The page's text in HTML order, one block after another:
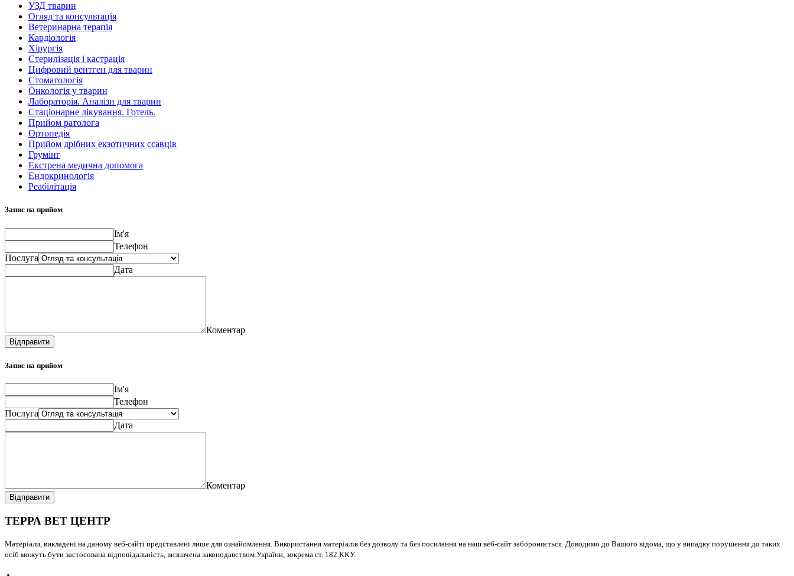
УЗД тварин
Огляд та консультація
Ветеринарна терапія
Кардіологія
Хірургія
Стерилізація і кастрація
Цифровий рентген для тварин
Стоматологія
Онкологія у тварин
Лабораторія. Аналізи для тварин
Стаціонарне лікування. Готель.
Прийом ратолога
Ортопедія
Прийом дрібних екзотичних ссавців
Грумінг
Екстрена медична допомога
Ендокринологія
Реабілітація
Запис на прийом
Ім'я
Телефон
Послуга
Дата
Коментар
Відправити
Запис на прийом
Ім'я
Телефон
Послуга
Дата
Коментар
Відправити
ТЕРРА ВЕТ ЦЕНТР
Матеріали, викладені на даному веб-сайті представлені лише для ознайомлення. Використання матеріалів без дозволу та без посилання на наш веб-сайт забороняється. Доводимо до Вашого відома, що у випадку порушення до таких
осіб можуть бути застосована відповідальність, визначена законодавством України, зокрема ст. 182 ККУ.